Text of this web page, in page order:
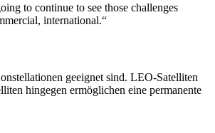
to continue to see those challenges
international.“
geeignet sind. LEO-Satelliten
hingegen ermöglichen eine permanente